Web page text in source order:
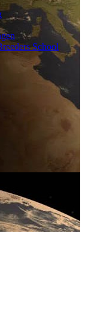
School